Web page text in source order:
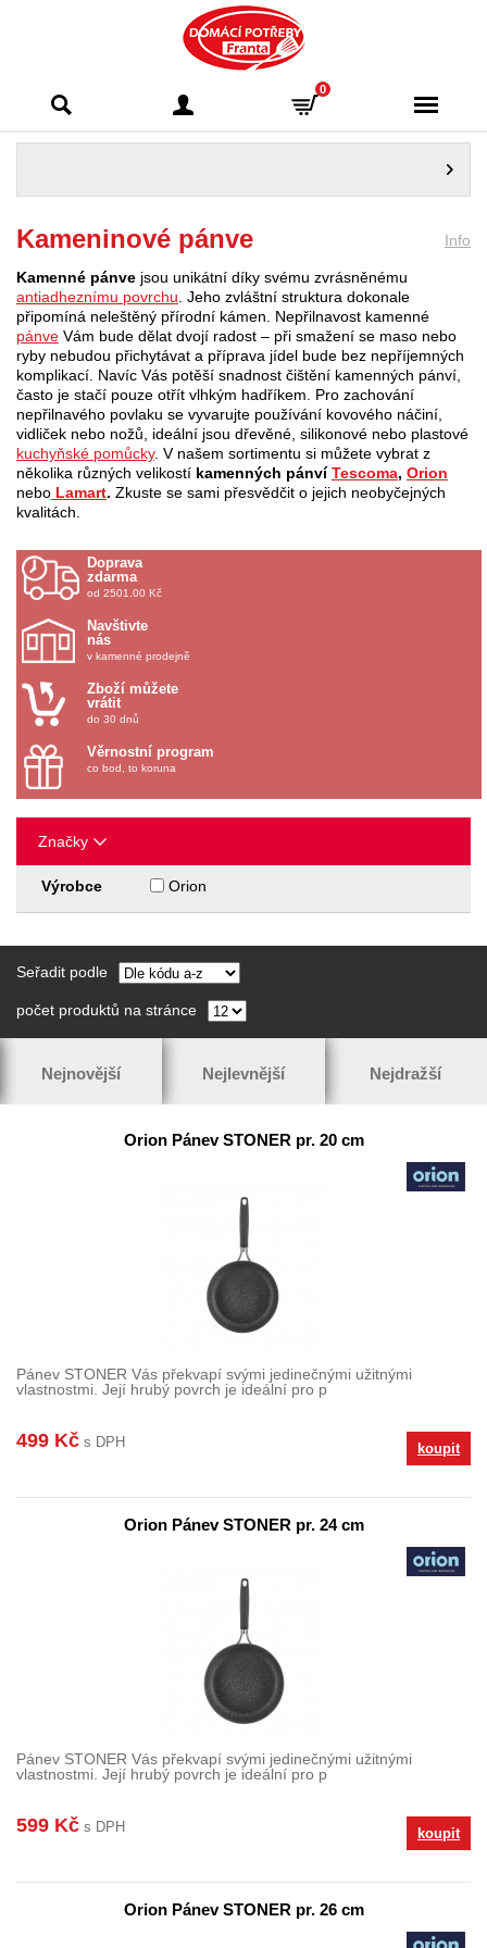
Franta - Příbram
0
Kameninové pánve Info
Kamenné pánve jsou unikátní díky svému zvrásněnému
antiadheznímu povrchu . Jeho zvláštní struktura dokonale
připomíná neleštěný přírodní kámen. Nepřilnavost kamenné
pánve Vám bude dělat dvojí radost – při smažení se maso nebo
ryby nebudou přichytávat a příprava jídel bude bez nepříjemných
komplikací. Navíc Vás potěší snadnost čištění kamenných pánví,
často je stačí pouze otřít vlhkým hadříkem. Pro zachování
nepřilnavého povlaku se vyvarujte používání kovového náčiní,
vidliček nebo nožů, ideální jsou dřevěné, silikonové nebo plastové
kuchyňské pomůcky. V našem sortimentu si můžete vybrat z
několika různých velikostí kamenných pánvíTescoma, Orion
nebo Lamart. Zkuste se sami přesvědčit o jejich neobyčejných
kvalitách.
Doprava
zdarma
od 2501.00 Kč
Navštivte
nás
v kamenné prodejně
Zboží můžete
vrátit
do 30 dnů
Věrnostní program
co bod, to koruna
Značky
Výrobce Orion
Seřadit podle
počet produktů na stránce
Nejnovější Nejlevnější Nejdražší
Orion Pánev STONER pr. 20 cm
Pánev STONER Vás překvapí svými jedinečnými užitnými
vlastnostmi. Její hrubý povrch je ideální pro p
499 Kč s DPH koupit
Orion Pánev STONER pr. 24 cm
Pánev STONER Vás překvapí svými jedinečnými užitnými
vlastnostmi. Její hrubý povrch je ideální pro p
599 Kč s DPH koupit
Orion Pánev STONER pr. 26 cm